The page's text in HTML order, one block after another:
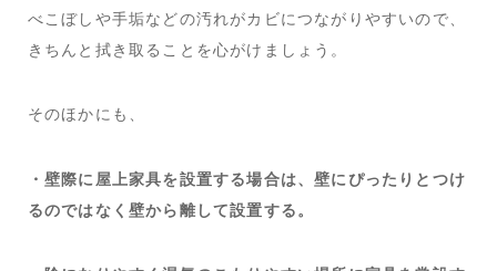
べこぼしや手垢などの汚れがカビにつながりやすいので、
きちんと拭き取ることを心がけましょう。
そのほかにも、
・壁際に屋上家具を設置する場合は、壁にぴったりとつけ
るのではなく壁から離して設置する。